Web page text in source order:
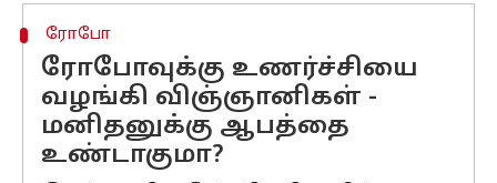
ரோபோ
ரோபோவுக்கு உணர்ச்சியை
வழங்கி விஞ்ஞானிகள் -
மனிதனுக்கு ஆபத்தை
உண்டாகுமா?